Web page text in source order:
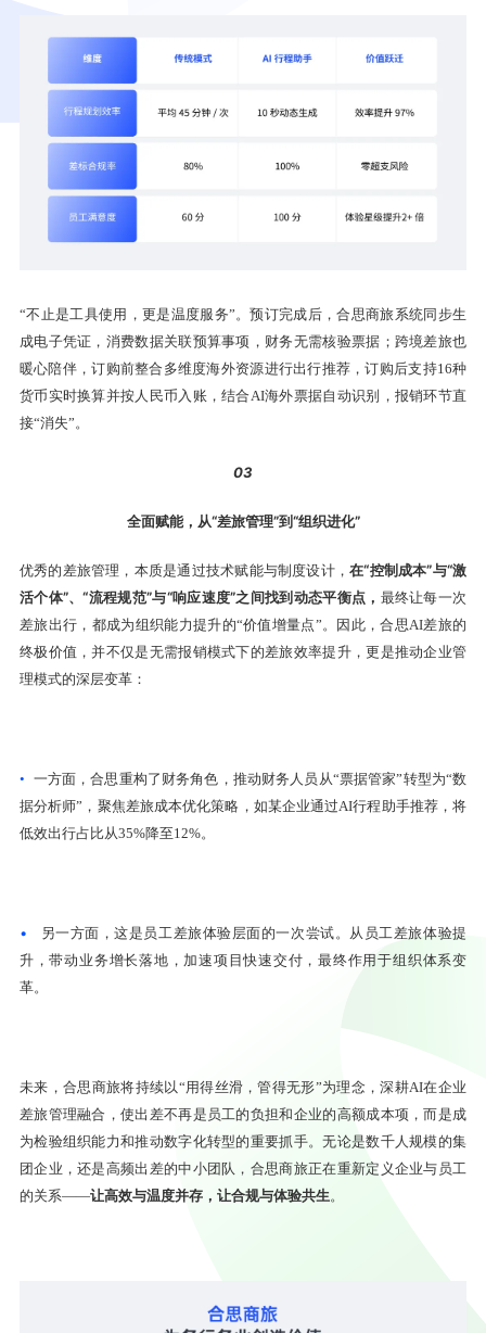
“不止是工具使用，更是温度服务”。预订完成后，合思商旅系统同步生
成电子凭证，消费数据关联预算事项，财务无需核验票据；跨境差旅也
暖心陪伴，订购前整合多维度海外资源进行出行推荐，订购后支持16种
货币实时换算并按人民币入账，结合AI海外票据自动识别，报销环节直
接“消失”。
03
全面赋能，从“差旅管理”到“组织进化”
优秀的差旅管理，本质是通过技术赋能与制度设计，在“控制成本”与“激
活个体”、“流程规范”与“响应速度”之间找到动态平衡点， 最终让每一次
差旅出行，都成为组织能力提升的“价值增量点”。因此，合思AI差旅的
终极价值，并不仅是无需报销模式下的差旅效率提升，更是推动企业管
理模式的深层变革：
• 一方面，合思重构了财务角色，推动财务人员从“票据管家”转型为“数
据分析师”，聚焦差旅成本优化策略，如某企业通过AI行程助手推荐，将
低效出行占比从35%降至12%。
•
另一方面，这是员工差旅体验层面的一次尝试。从员工差旅体验提
升，带动业务增长落地，加速项目快速交付，最终作用于组织体系变
革。
未来，合思商旅将持续以“用得丝滑，管得无形”为理念，深耕AI在企业
差旅管理融合，使出差不再是员工的负担和企业的高额成本项，而是成
为检验组织能力和推动数字化转型的重要抓手。无论是数千人规模的集
团企业，还是高频出差的中小团队，合思商旅正在重新定义企业与员工
的关系——让高效与温度并存，让合规与体验共生。